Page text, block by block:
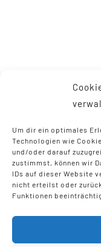
Um dir ein optimales
Technologien wie
und/oder darauf
zustimmst, können wir
IDs auf dieser Website
nicht erteilst oder
Funktionen
© Copyright